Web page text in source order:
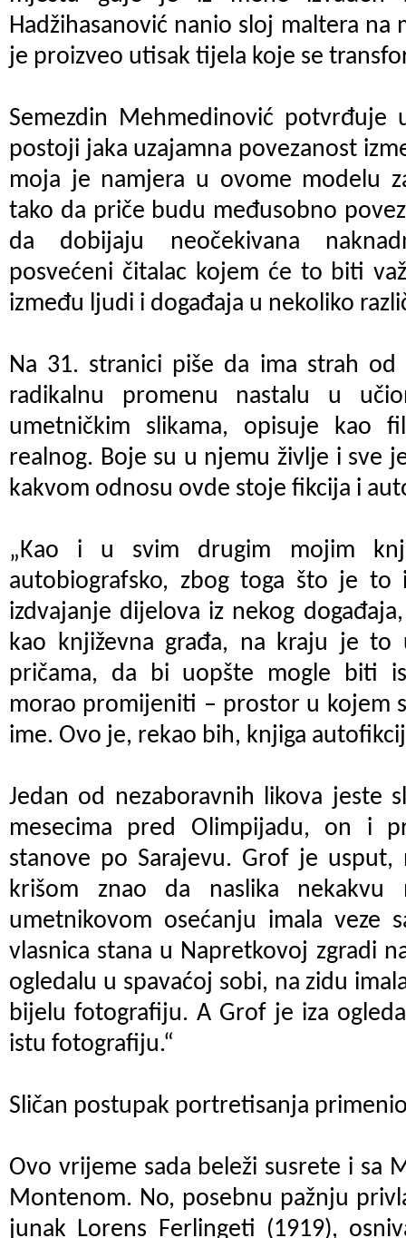
Hadžihasanović nanio sloj maltera na
je proizveo utisak tijela koje se
Semezdin Mehmedinović potvrđuje
postoji jaka uzajamna povezanost
moja je namjera u ovome modelu
tako da priče budu međusobno
da dobijaju neočekivana
posvećeni čitalac kojem će to biti
između ljudi i događaja u nekoliko
Na 31. stranici piše da ima strah od
radikalnu promenu nastalu u
umetničkim slikama, opisuje kao
realnog. Boje su u njemu življe i sve
kakvom odnosu ovde stoje fikcija i
„Kao i u svim drugim mojim
autobiografsko, zbog toga što je to
izdvajanje dijelova iz nekog
kao književna građa, na kraju je to
pričama, da bi uopšte mogle biti
morao promijeniti – prostor u kojem
ime. Ovo je, rekao bih, knjiga
Jedan od nezaboravnih likova jeste
mesecima pred Olimpijadu, on i
stanove po Sarajevu. Grof je usput,
krišom znao da naslika
umetnikovom osećanju imala veze
vlasnica stana u Napretkovoj zgradi
ogledalu u spavaćoj sobi, na zidu
bijelu fotografiju. A Grof je iza
istu fotografiju.“
Sličan postupak portretisanja
Ovo vrijeme sada beleži susrete i sa
Montenom. No, posebnu pažnju
junak Lorens Ferlingeti (1919),